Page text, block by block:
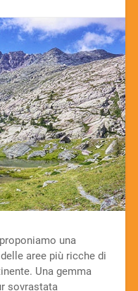
una
aree più ricche di
Una gemma
sovrastata